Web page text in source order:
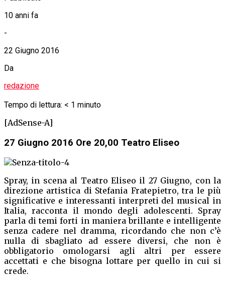
Biografilm a Roma Venerdì 24 giugno 2016
redazione
Advertisement
Nuovi
Popolari
WEB TV
Attualità2 ore fa